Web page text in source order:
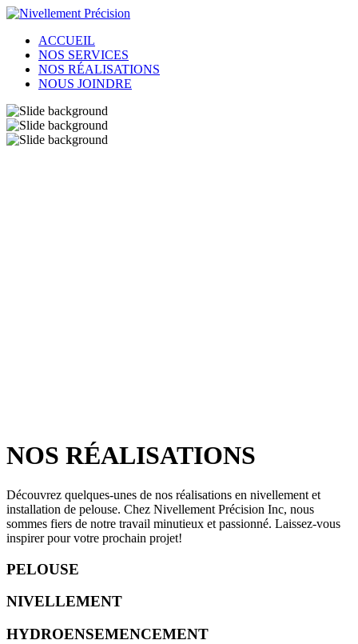
ACCUEIL
NOS SERVICES
NOS RÉALISATIONS
NOUS JOINDRE
NOS RÉALISATIONS
Découvrez quelques-unes de nos réalisations en nivellement et
installation de pelouse. Chez Nivellement Précision Inc, nous
sommes fiers de notre travail minutieux et passionné. Laissez-vous
inspirer pour votre prochain projet!
PELOUSE
NIVELLEMENT
HYDROENSEMENCEMENT